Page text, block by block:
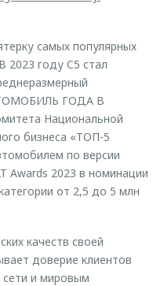
самых популярных
2023 году C5 стал
ГОДА В
Национальной
бизнеса «ТОП-5
по версии
Awards 2023 в номинации
от 2,5 до 5 млн
качеств своей
доверие клиентов
сети и мировым